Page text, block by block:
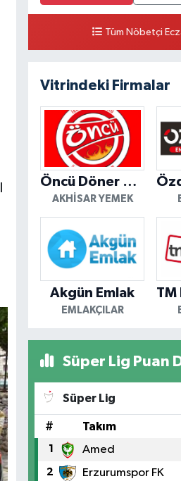
Tüm Nöbetçi
Vitrindeki Firmalar
Öncü Döner Akhisar
AKHISAR YEMEK
Akgün Emlak
EMLAKÇILAR
Süper Lig Puan
Süper Lig
# Takım
1 Amed
2 Erzurumspor FK